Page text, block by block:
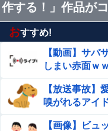
作する！」作品が
おすすめ!
【動画】サバ
しまい赤面ｗ
【放送事故】
嗅がれるアイ
【画像】ビュ